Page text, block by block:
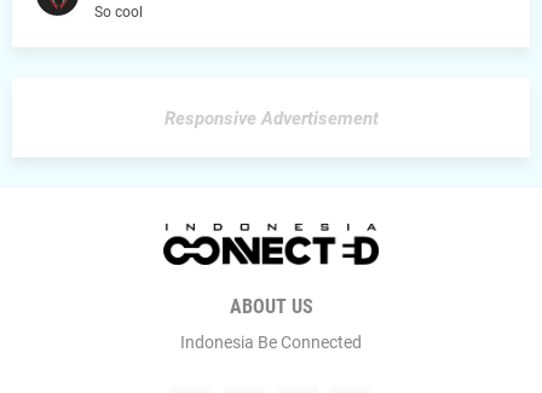
So cool
Responsive Advertisement
ABOUT US
Indonesia Be Connected